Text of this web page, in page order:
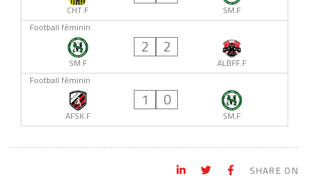
CHT.F
SM.F
Football féminin
SM.F
2 2
ALBFF.F
Football féminin
AFSK.F
1 0
SM.F
SHARE ON